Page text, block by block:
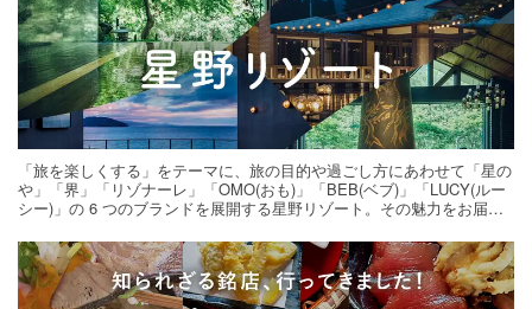
「旅を楽しくする」をテーマに、旅の目的や過ごし方にあわせて「星の
や」「界」「リゾナーレ」「OMO(おも)」「BEB(ベブ)」「LUCY(ルー
シー)」の 6 つのブランドを展開する星野リゾート。その魅力をお届け